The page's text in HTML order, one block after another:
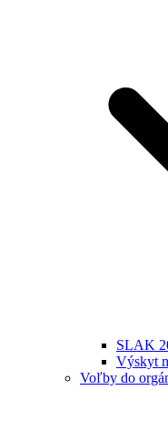
SLAK
Výskyt
Voľby do